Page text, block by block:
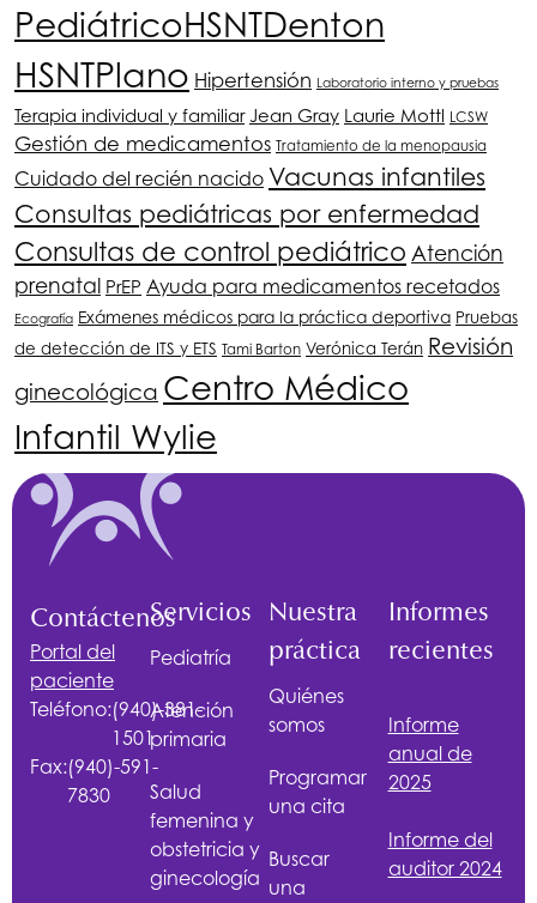
PediátricoHSNTDenton
HSNTPlano Hipertensión Laboratorio interno y pruebas
Terapia individual y familiar Jean Gray Laurie Mottl LCSW
Gestión de medicamentos Tratamiento de la menopausia
Cuidado del recién nacido Vacunas infantiles
Consultas pediátricas por enfermedad
Consultas de control pediátrico Atención
prenatal PrEP Ayuda para medicamentos recetados
Ecografía Exámenes médicos para la práctica deportiva Pruebas
de detección de ITS y ETS Tami Barton Verónica Terán Revisión
ginecológica Centro Médico
Infantil Wylie
Contáctenos
Portal del
paciente
Teléfono:(940)-381-
1501
Fax:(940)-591-
7830
Servicios
Pediatría
Atención
primaria
Salud
femenina y
obstetricia y
ginecología
Nuestra
práctica
Quiénes
somos
Programar
una cita
Buscar
una
Informes
recientes
Informe
anual de
2025
Informe del
auditor 2024